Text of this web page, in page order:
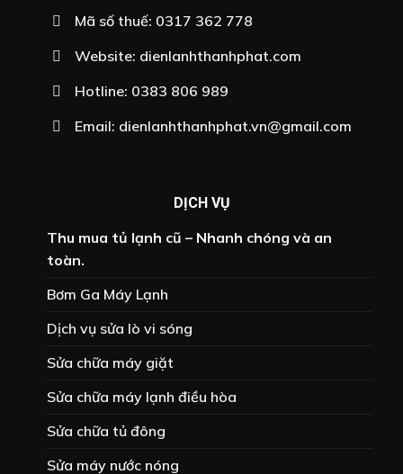
Mã số thuế: 0317 362 778
Website: dienlanhthanhphat.com
Hotline: 0383 806 989
Email: dienlanhthanhphat.vn@gmail.com
DỊCH VỤ
Thu mua tủ lạnh cũ – Nhanh chóng và an
toàn.
Bơm Ga Máy Lạnh
Dịch vụ sửa lò vi sóng
Sửa chữa máy giặt
Sửa chữa máy lạnh điều hòa
Sửa chữa tủ đông
Sửa máy nước nóng